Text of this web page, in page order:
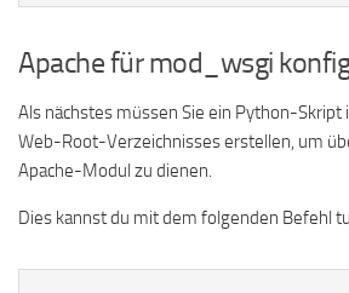
Apache für mod_wsgi
Als nächstes müssen Sie ein Python-Skript
Web-Root-Verzeichnisses erstellen, um
Apache-Modul zu dienen.
Dies kannst du mit dem folgenden Befehl